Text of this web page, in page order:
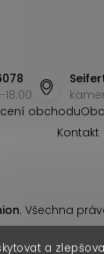
a
obchodu
Kontakt
. Všechna